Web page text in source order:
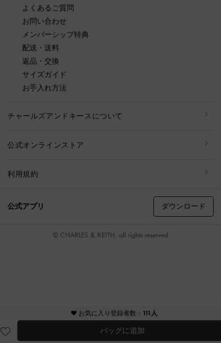
♥ お気に入り登録者数： 111人
バッグに追加
よくあるご質問
お問い合わせ
メンバーシップ特典
配送・送料
返品・交換
サイズガイド
お手入れ方法
チャールズアンドキースについて
公式オンラインストア
利用規約
公式アプリ ダウンロード
© CHARLES & KEITH, all rights reserved